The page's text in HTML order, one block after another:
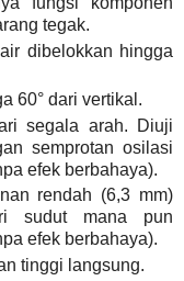
tegak.
dibelokkan hingga
60° dari vertikal.
segala arah. Diuji
semprotan osilasi
efek berbahaya).
rendah (6,3 mm)
sudut mana pun
efek berbahaya).
tinggi langsung.